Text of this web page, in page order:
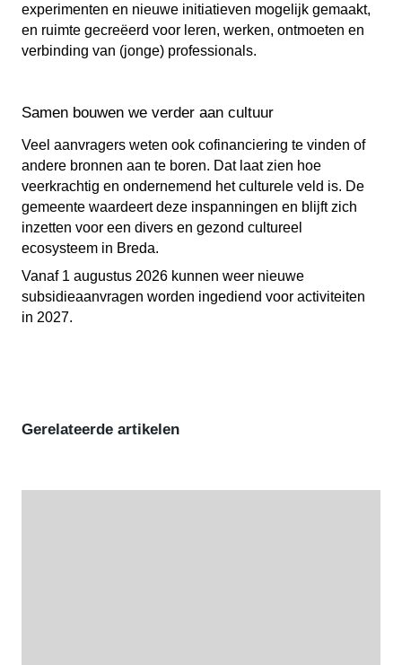
experimenten en nieuwe initiatieven mogelijk gemaakt,
en ruimte gecreëerd voor leren, werken, ontmoeten en
verbinding van (jonge) professionals.
Samen bouwen we verder aan cultuur
Veel aanvragers weten ook cofinanciering te vinden of
andere bronnen aan te boren. Dat laat zien hoe
veerkrachtig en ondernemend het culturele veld is. De
gemeente waardeert deze inspanningen en blijft zich
inzetten voor een divers en gezond cultureel
ecosysteem in Breda.
Vanaf 1 augustus 2026 kunnen weer nieuwe
subsidieaanvragen worden ingediend voor activiteiten
in 2027.
Gerelateerde artikelen